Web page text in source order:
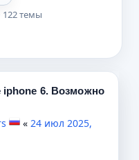
122 темы
6. Возможно
« 24 июл 2025,